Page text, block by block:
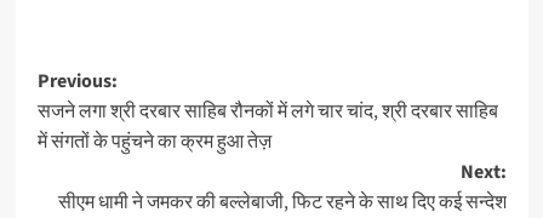
Post
navigation
Previous:
सजने लगा श्री दरबार साहिब रौनकों में लगे चार चांद, श्री दरबार साहिब
में संगतों के पहुंचने का क्रम हुआ तेज़
Next:
सीएम धामी ने जमकर की बल्लेबाजी, फिट रहने के साथ दिए कई सन्देश